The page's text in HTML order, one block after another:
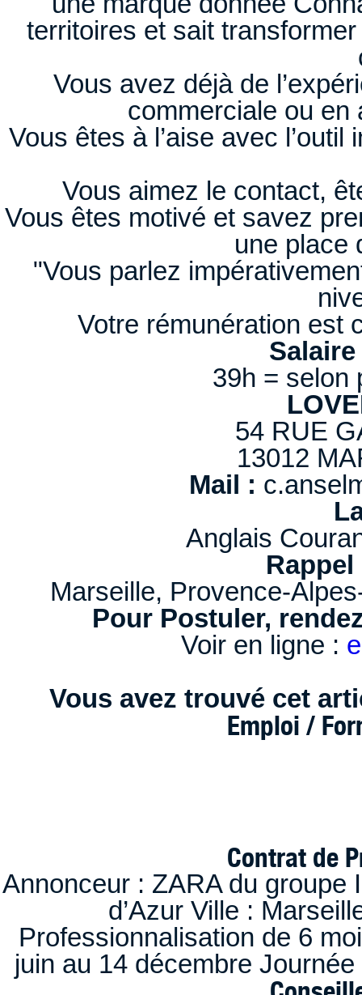
territoires et sait
Vous avez déjà de
commerciale ou en
Vous êtes à l’aise avec
Vous aimez le contact,
Vous êtes motivé et savez
une place
"Vous parlez
Votre rémunération est
39h = selon
54 RUE
13012
Mail :
Anglais
Marseille, Provence-
Pour Postuler,
Voir en ligne :
Vous avez trouvé cet
Emploi /
Contrat de
Annonceur : ZARA du
d’Azur Ville :
Professionnalisation de 6
juin au 14 décembre